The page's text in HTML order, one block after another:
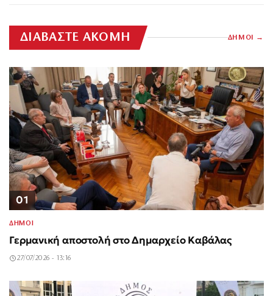
ΔΙΑΒΑΣΤΕ ΑΚΟΜΗ ΔΗΜΟΙ
01
ΔΗΜΟΙ
Γερμανική αποστολή στο Δημαρχείο Καβάλας
27/07/2026 - 13:16